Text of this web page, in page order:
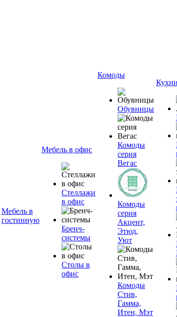
Мебель в
гостинную
Мебель в офис
Стеллажи
в офис
Бренч-
системы
Столы в
офис
Комоды
Обувницы
Комоды
серия
Вегас
Комоды
серия
Акцент,
Этюд,
Уют
Комоды
Стив,
Гамма,
Итен, Мэт